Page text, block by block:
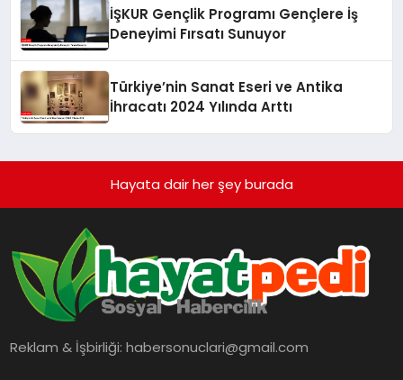
İŞKUR Gençlik Programı Gençlere İş
Deneyimi Fırsatı Sunuyor
Türkiye’nin Sanat Eseri ve Antika
İhracatı 2024 Yılında Arttı
Hayata dair her şey burada
Reklam & İşbirliği:habersonuclari@gmail.com